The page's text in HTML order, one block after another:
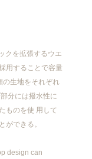
クを拡張するウエ
用することで容量
の生地をそれぞれ
分には撥水性に
ものを使 用して
ができる。
design can